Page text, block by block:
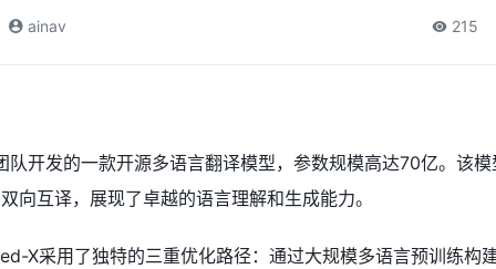
ainav 215
开发的一款开源多语言翻译模型，参数规模高达70亿。该
向互译，展现了卓越的语言理解和生成能力。
X采用了独特的三重优化路径：通过大规模多语言预训练构